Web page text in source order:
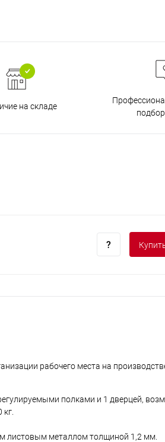
на складе
рабочего места на
полками и 1 дверцей,
листовым металлом толщиной 1,2 мм.